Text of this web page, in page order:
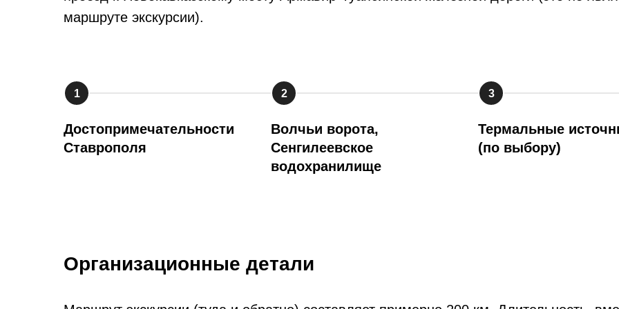
маршруте экскурсии).
1
Достопримечательности
Ставрополя
2
Волчьи ворота,
Сенгилеевское
водохранилище
3
Термальные
(по выбору)
Организационные детали